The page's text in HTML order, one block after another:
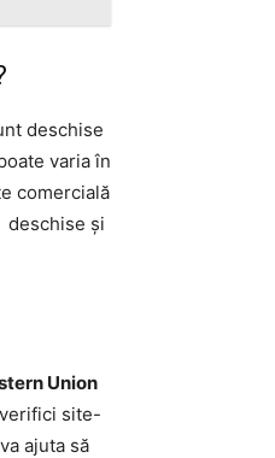
deschise
varia în
comercială
deschise și
Union
site-
ajuta să